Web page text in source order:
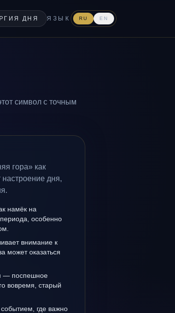
ДНЯ ЯЗЫК RU EN
символ с точным
гора» как
дня,
намёк на
особенно
внимание к
может оказаться
— поспешное
вовремя, старый
где важно